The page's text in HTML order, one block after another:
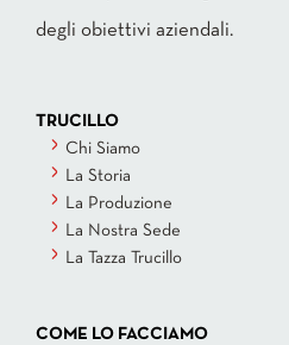
degli obiettivi aziendali.
TRUCILLO
Chi Siamo
La Storia
La Produzione
La Nostra Sede
La Tazza Trucillo
COME LO FACCIAMO